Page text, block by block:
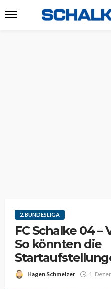
2. BUNDESLIGA
FC Schalke 04 –
So könnten die
Hagen Schmelzer 1.